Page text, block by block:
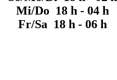
Mi/Do 18 h - 04 h
Fr/Sa 18 h - 06 h